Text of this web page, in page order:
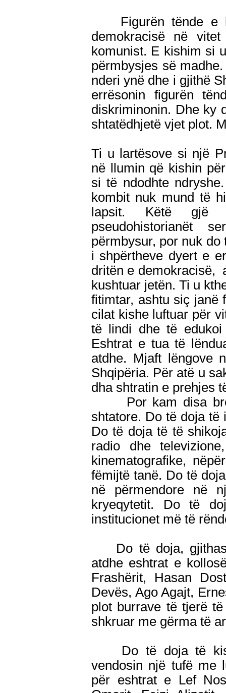
Figurën tënde e
demokracisë në
komunist. E kishim si
përmbysjes së
nderi ynë dhe i gjithë
errësonin figurën
diskriminonin. Dhe ky
shtatëdhjetë vjet plot.
Ti u lartësove si një
në llumin që kishin
si të ndodhte
kombit nuk mund të
lapsit. Këtë gjë
pseudohistorianët
përmbysur, por nuk
i shpërtheve dyert e
dritën e demokracisë,
kushtuar jetën. Ti u
fitimtar, ashtu siç janë
cilat kishe luftuar për
të lindi dhe të edukoi
Eshtrat e tua të
atdhe. Mjaft lëngove
Shqipëria. Për atë u
dha shtratin e prehjes
Por kam disa
shtatore. Do të doja të
Do të doja të të
radio dhe
kinematografike,
fëmijtë tanë. Do të
në përmendore në
kryeqytetit. Do të
institucionet më të
Do të doja,
atdhe eshtrat e
Frashërit, Hasan
Devës, Ago Agajt,
plot burrave të tjerë
shkruar me gërma të
Do të doja të
vendosin një tufë me
për eshtrat e Lef